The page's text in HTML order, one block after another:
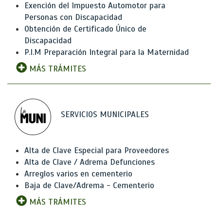
Exención del Impuesto Automotor para
Personas con Discapacidad
Obtención de Certificado Único de
Discapacidad
P.I.M Preparación Integral para la Maternidad
MÁS TRÁMITES
SERVICIOS MUNICIPALES
Alta de Clave Especial para Proveedores
Alta de Clave / Adrema Defunciones
Arreglos varios en cementerio
Baja de Clave/Adrema - Cementerio
MÁS TRÁMITES